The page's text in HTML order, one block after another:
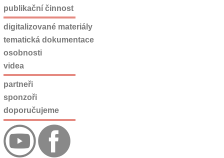
publikační činnost
digitalizované materiály
tematická dokumentace
osobnosti
videa
partneři
sponzoři
doporučujeme